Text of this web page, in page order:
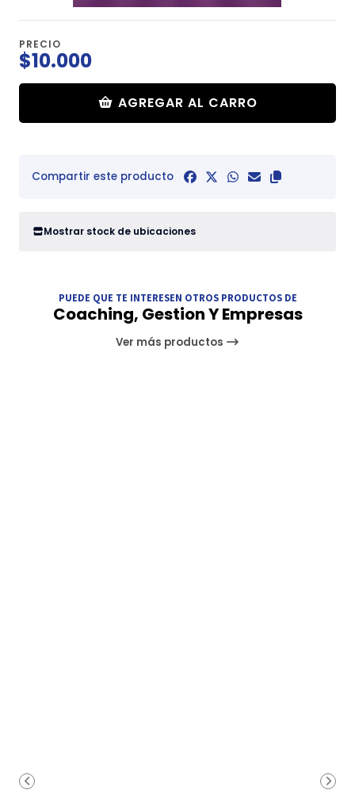
PRECIO
$10.000
AGREGAR AL CARRO
Compartir este producto
Mostrar stock de ubicaciones
PUEDE QUE TE INTERESEN OTROS PRODUCTOS DE
Coaching, Gestion Y Empresas
Ver más productos